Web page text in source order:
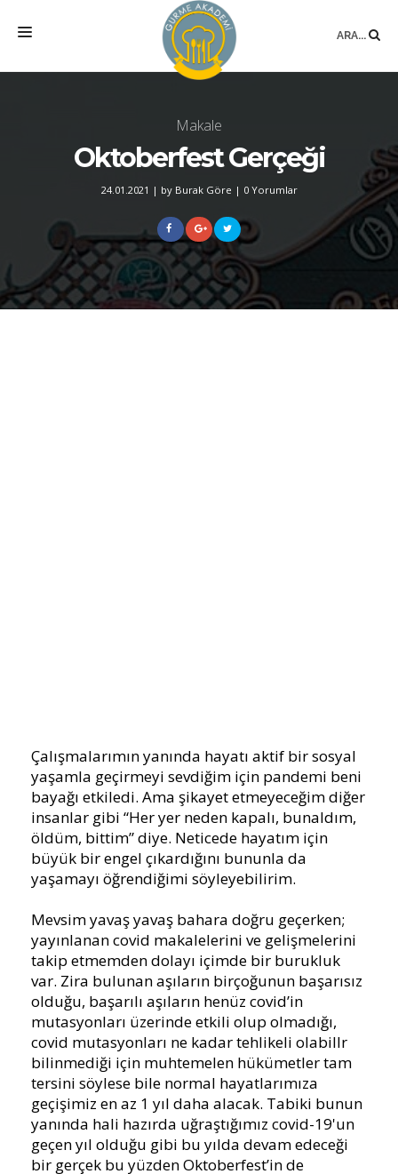
ARA...
EĞITIMLER
DANIŞMANLIK
YAZARLAR
BLOG
SÖZLÜK
Makale
Oktoberfest Gerçeği
24.01.2021 | by Burak Göre | 0 Yorumlar
Çalışmalarımın yanında hayatı aktif bir sosyal
yaşamla geçirmeyi sevdiğim için pandemi beni
bayağı etkiledi. Ama şikayet etmeyeceğim diğer
insanlar gibi “Her yer neden kapalı, bunaldım,
öldüm, bittim” diye. Neticede hayatım için
büyük bir engel çıkardığını bununla da
yaşamayı öğrendiğimi söyleyebilirim.
Mevsim yavaş yavaş bahara doğru geçerken;
yayınlanan covid makalelerini ve gelişmelerini
takip etmemden dolayı içimde bir burukluk
var. Zira bulunan aşıların birçoğunun başarısız
olduğu, başarılı aşıların henüz covid’in
mutasyonları üzerinde etkili olup olmadığı,
covid mutasyonları ne kadar tehlikeli olabillr
bilinmediği için muhtemelen hükümetler tam
tersini söylese bile normal hayatlarımıza
geçişimiz en az 1 yıl daha alacak. Tabiki bunun
yanında hali hazırda uğraştığımız covid-19'un
geçen yıl olduğu gibi bu yılda devam edeceği
bir gerçek bu yüzden Oktoberfest’in de